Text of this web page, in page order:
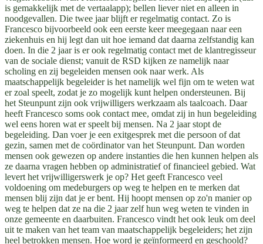
is gemakkelijk met de vertaalapp); bellen liever niet en alleen in
noodgevallen. Die twee jaar blijft er regelmatig contact. Zo is
Francesco bijvoorbeeld ook een eerste keer meegegaan naar een
ziekenhuis en hij legt dan uit hoe iemand dat daarna zelfstandig kan
doen. In die 2 jaar is er ook regelmatig contact met de klantregisseur
van de sociale dienst; vanuit de RSD kijken ze namelijk naar
scholing en zij begeleiden mensen ook naar werk. Als
maatschappelijk begeleider is het namelijk wel fijn om te weten wat
er zoal speelt, zodat je zo mogelijk kunt helpen ondersteunen. Bij
het Steunpunt zijn ook vrijwilligers werkzaam als taalcoach. Daar
heeft Francesco soms ook contact mee, omdat zij in hun begeleiding
wel eens horen wat er speelt bij mensen. Na 2 jaar stopt de
begeleiding. Dan voer je een exitgesprek met die persoon of dat
gezin, samen met de coördinator van het Steunpunt. Dan worden
mensen ook gewezen op andere instanties die hen kunnen helpen als
ze daarna vragen hebben op administratief of financieel gebied. Wat
levert het vrijwilligerswerk je op? Het geeft Francesco veel
voldoening om medeburgers op weg te helpen en te merken dat
mensen blij zijn dat je er bent. Hij hoopt mensen op zo'n manier op
weg te helpen dat ze na die 2 jaar zelf hun weg weten te vinden in
onze gemeente en daarbuiten. Francesco vindt het ook leuk om deel
uit te maken van het team van maatschappelijk begeleiders; het zijn
heel betrokken mensen. Hoe word je geïnformeerd en geschoold?